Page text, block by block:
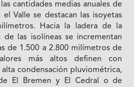
cantidades medias anuales de
Valle se destacan las isoyetas
Hacia la ladera de la
las isolíneas se incrementan
de 1.500 a 2.800 milímetros de
más altos definen con
condensación pluviométrica,
El Bremen y El Cedral o de